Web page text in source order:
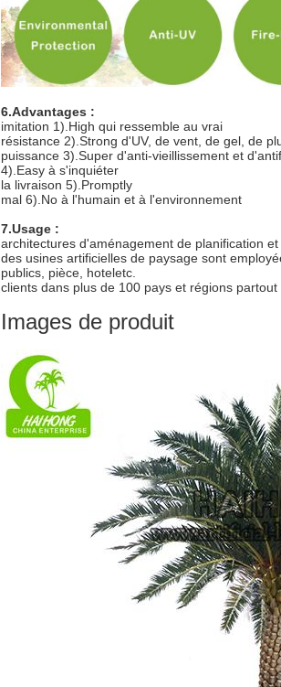
6.Advantages :
imitation 1).High qui ressemble au vrai
résistance 2).Strong d'UV, de vent, de gel, de
puissance 3).Super d'anti-vieillissement et
4).Easy à s'inquiéter
la livraison 5).Promptly
mal 6).No à l'humain et à l'environnement
7.Usage :
architectures d'aménagement de planification
des usines artificielles de paysage sont
publics, pièce, hoteletc.
clients dans plus de 100 pays et régions
Images de produit